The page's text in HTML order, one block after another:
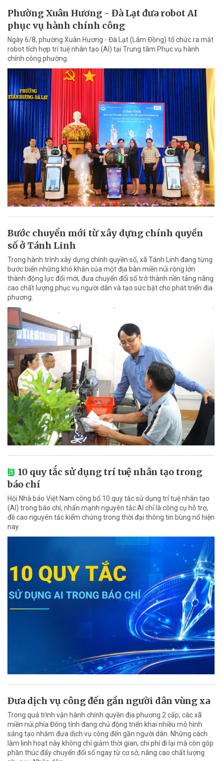
Phường Xuân Hương - Đà Lạt đưa robot AI
phục vụ hành chính công
Ngày 6/8, phường Xuân Hương - Đà Lạt (Lâm Đồng) tổ chức ra mắt
robot tích hợp trí tuệ nhân tạo (AI) tại Trung tâm Phục vụ hành
chính công phường.
Bước chuyển mới từ xây dựng chính quyền
số ở Tánh Linh
Trong hành trình xây dựng chính quyền số, xã Tánh Linh đang từng
bước biến những khó khăn của một địa bàn miền núi rộng lớn
thành động lực đổi mới, đưa chuyển đổi số trở thành nền tảng nâng
cao chất lượng phục vụ người dân và tạo sức bật cho phát triển địa
phương.
10 quy tắc sử dụng trí tuệ nhân tạo trong
báo chí
Hội Nhà báo Việt Nam công bố 10 quy tắc sử dụng trí tuệ nhân tạo
(AI) trong báo chí, nhấn mạnh nguyên tắc AI chỉ là công cụ hỗ trợ,
đề cao nguyên tắc kiểm chứng trong thời đại thông tin bùng nổ hiện
nay.
Ðưa dịch vụ công đến gần người dân vùng xa
Trong quá trình vận hành chính quyền địa phương 2 cấp, các xã
miền núi phía Đông tỉnh đang chủ động triển khai nhiều mô hình
sáng tạo nhằm đưa dịch vụ công đến gần người dân. Những cách
làm linh hoạt này không chỉ giảm thời gian, chi phí đi lại mà còn góp
phần thúc đẩy chuyển đổi số ngay từ cơ sở, nâng cao chất lượng